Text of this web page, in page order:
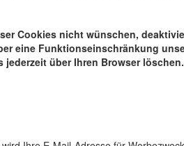
Cookies nicht wünschen,
eine Funktionseinschränkung
über Ihren Browser löschen.